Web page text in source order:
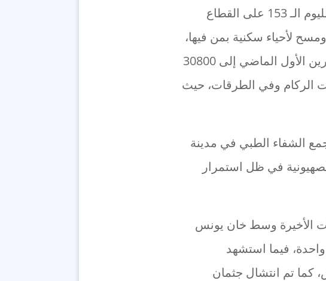
وأوضحت الوزارة في بيان لها اليوم أن الاحتلال يواصل عدوانه لليوم الـ 153 على القطاع
لأحياء سكنية بمن فيها،
ما أدى لارتفاع عدد ضحايا العدوان المستمر منذ السابع من تشرين الأول الماضي إلى 30800
تحت الركام وفي الطرقات، حيث
الشفاء الطبي في مدينة
في ظل استمرار
الأخيرة وسط خان يونس
فيما استشهد
تم انتشال جثمان